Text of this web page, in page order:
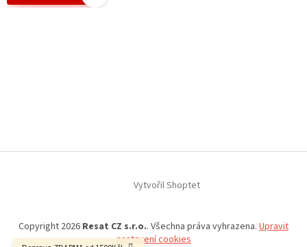
Vytvořil Shoptet
Copyright 2026 Resat CZ s.r.o.. Všechna práva vyhrazena. Upravit
nastavení cookies